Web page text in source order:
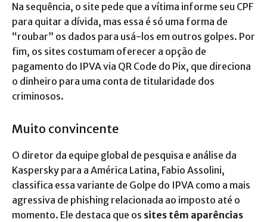
Na sequência, o site pede que a vítima informe seu CPF
para quitar a dívida, mas essa é só uma forma de
“roubar” os dados para usá-los em outros golpes. Por
fim, os sites costumam oferecer a opção de
pagamento do IPVA via QR Code do Pix, que direciona
o dinheiro para uma conta de titularidade dos
criminosos.
Muito convincente
O diretor da equipe global de pesquisa e análise da
Kaspersky para a América Latina, Fabio Assolini,
classifica essa variante de Golpe do IPVA como a mais
agressiva de phishing relacionada ao imposto até o
momento. Ele destaca que os sites têm aparências